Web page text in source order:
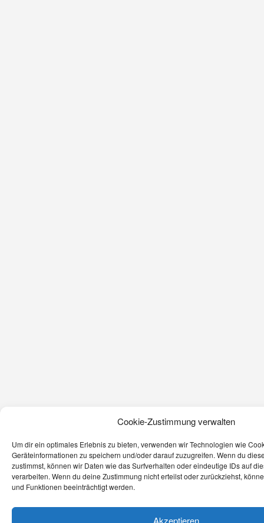
Cookie-Zustimmung verwalten
Um dir ein optimales Erlebnis zu bieten, verwenden wir Technologien wie
Geräteinformationen zu speichern und/oder darauf zuzugreifen. Wenn du
zustimmst, können wir Daten wie das Surfverhalten oder eindeutige IDs auf
verarbeiten. Wenn du deine Zustimmung nicht erteilst oder zurückziehst,
und Funktionen beeinträchtigt werden.
Akzeptieren